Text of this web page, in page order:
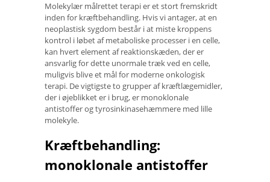
Molekylær målrettet terapi er et stort fremskridt
inden for kræftbehandling. Hvis vi antager, at en
neoplastisk sygdom består i at miste kroppens
kontrol i løbet af metaboliske processer i en celle,
kan hvert element af reaktionskæden, der er
ansvarlig for dette unormale træk ved en celle,
muligvis blive et mål for moderne onkologisk
terapi. De vigtigste to grupper af kræftlægemidler,
der i øjeblikket er i brug, er monoklonale
antistoffer og tyrosinkinasehæmmere med lille
molekyle.
Kræftbehandling:
monoklonale antistoffer